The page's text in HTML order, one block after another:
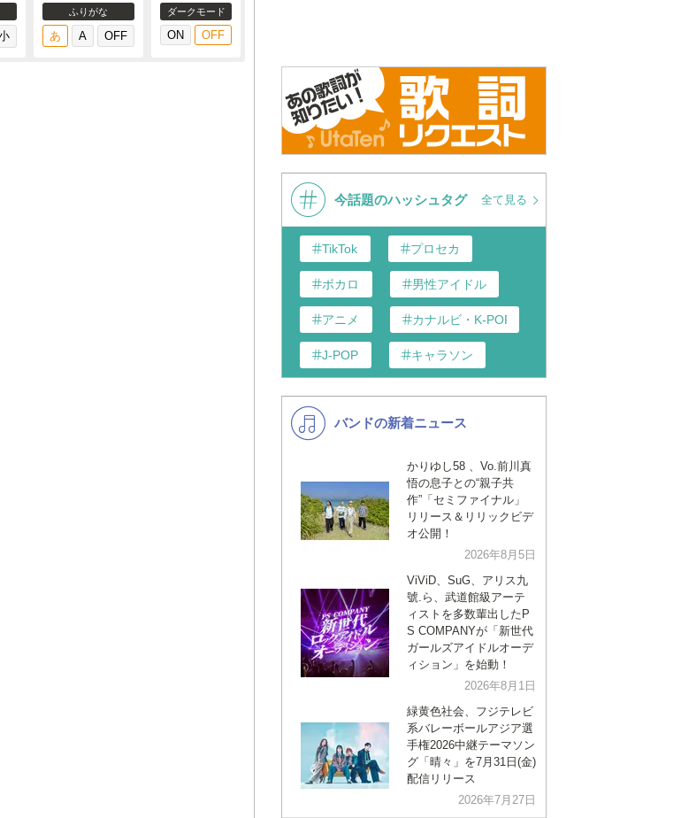
ふりがな ダークモード
今話題のハッシュタグ 全て見る
TikTok プロセカ
ボカロ 男性アイドル
アニメ カナルビ・K-POP和訳
J-POP キャラソン
K-POP 演歌・歌謡
洋楽
VTuber ディズニー
バンドの新着ニュース
かりゆし58 、Vo.前川真
悟の息子との“親子共
作”「セミファイナル」
リリース＆リリックビデ
オ公開！
2026年8月5日
ViViD、SuG、アリス九
號.ら、武道館級アーテ
ィストを多数輩出したP
S COMPANYが「新世代
ガールズアイドルオーデ
ィション」を始動！
2026年8月1日
緑黄色社会、フジテレビ
系バレーボールアジア選
手権2026中継テーマソン
グ「晴々」を7月31日(金)
配信リリース
2026年7月27日